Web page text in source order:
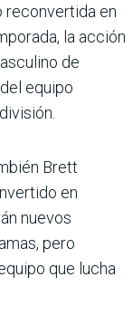
reconvertida en
la acción
de
equipo
Brett
en
nuevos
pero
que lucha